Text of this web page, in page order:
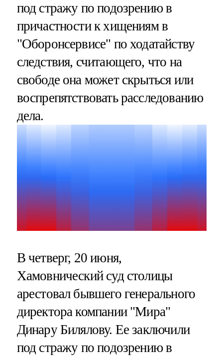
под стражу по подозрению в
причастности к хищениям в
"Оборонсервисе" по ходатайству
следствия, считающего, что на
свободе она может скрыться или
воспрепятствовать расследованию
дела.
В четверг, 20 июня,
Хамовнический суд столицы
арестовал бывшего генерального
директора компании "Мира"
Динару Билялову. Ее заключили
под стражу по подозрению в